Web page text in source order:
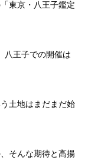
東京・八王子鑑定
八王子での開催は
土地はまだまだ始
そんな期待と高揚